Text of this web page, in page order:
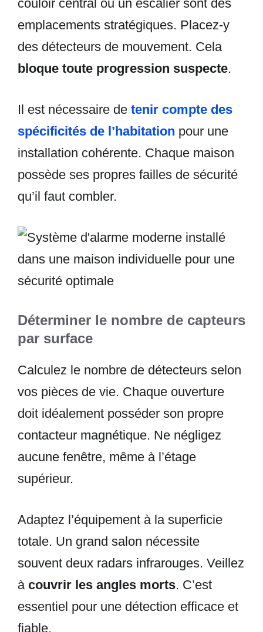
couloir central ou un escalier sont des
emplacements stratégiques. Placez-y
des détecteurs de mouvement. Cela
bloque toute progression suspecte.
Il est nécessaire de tenir compte des
spécificités de l’habitation pour une
installation cohérente. Chaque maison
possède ses propres failles de sécurité
qu’il faut combler.
Déterminer le nombre de capteurs
par surface
Calculez le nombre de détecteurs selon
vos pièces de vie. Chaque ouverture
doit idéalement posséder son propre
contacteur magnétique. Ne négligez
aucune fenêtre, même à l’étage
supérieur.
Adaptez l’équipement à la superficie
totale. Un grand salon nécessite
souvent deux radars infrarouges. Veillez
à couvrir les angles morts. C’est
essentiel pour une détection efficace et
fiable.